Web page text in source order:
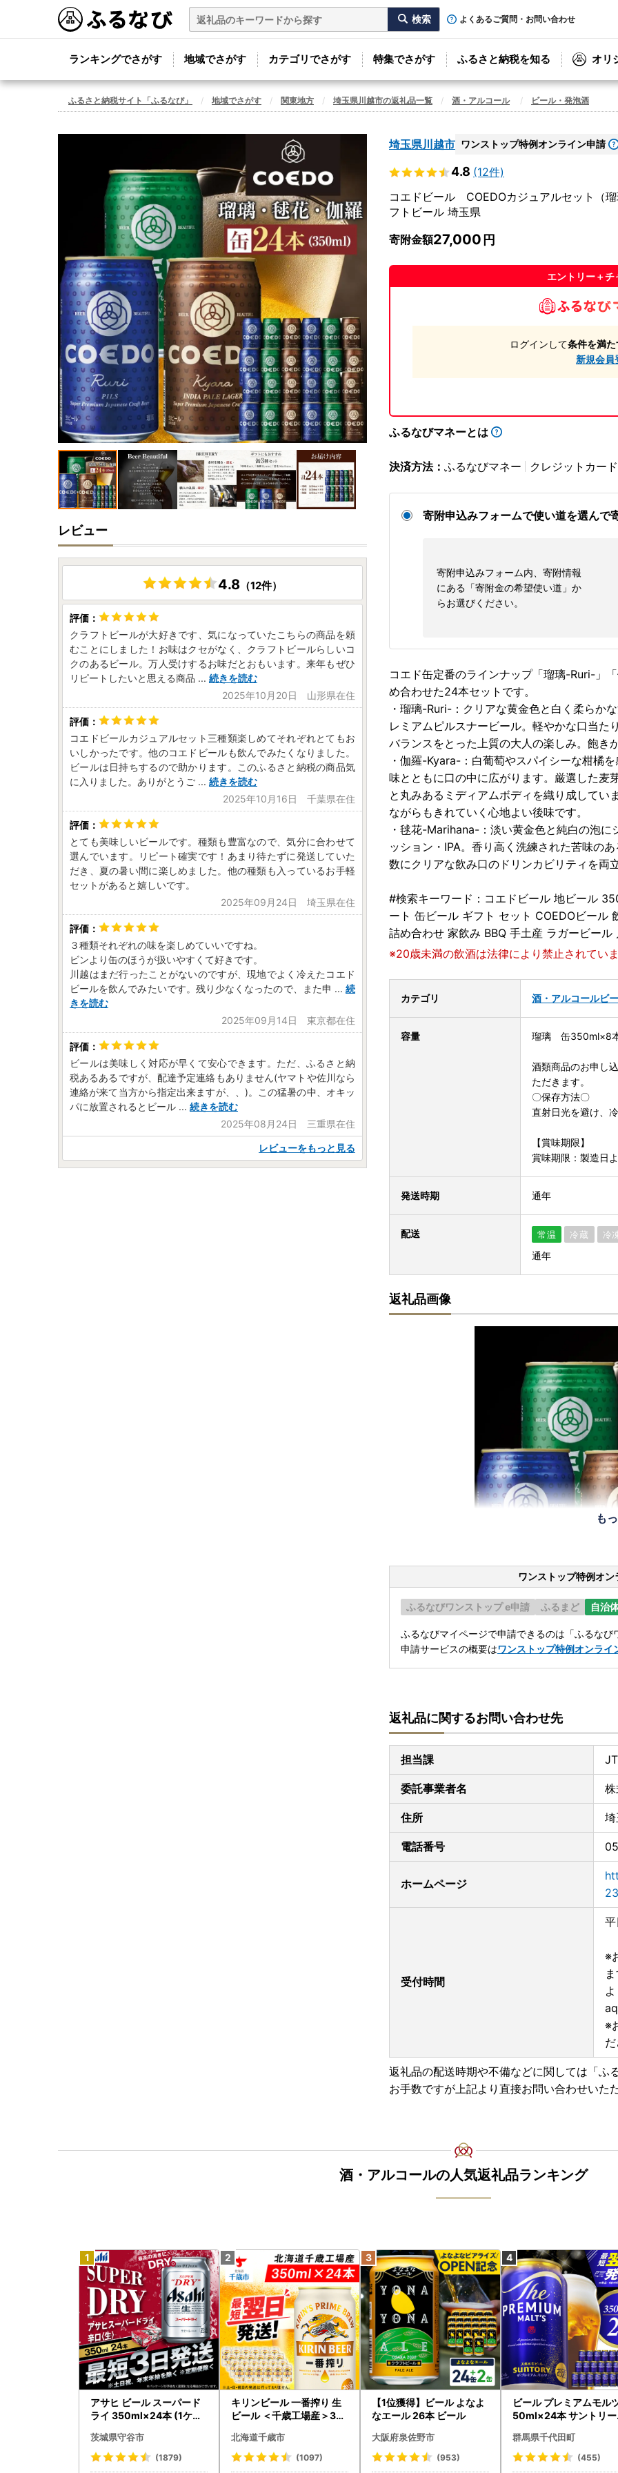
よくあるご質問・お問い合わせ
ランキングでさがす 地域でさがす カテゴリでさがす 特集でさがす ふるさと納税を知る オリ
ふるさと納税サイト「ふるなび」 地域でさがす 関東地方 埼玉県川越市の返礼品一覧 酒・アルコール ビール・発泡酒
埼玉県川越市 ワンストップ特例オンライン申請
4.8 (12件)
コエドビール COEDOカジュアルセット（
フトビール 埼玉県
寄附金額27,000
エントリー＋
ログインして条件を満
新規会員
ふるなびマネーとは
決済方法： ふるなびマネー クレジットカード
寄附申込みフォームで使い道を選んで
寄附申込みフォーム内、寄附情報
にある「寄附金の希望使い道」か
らお選びください。
コエド缶定番のラインナップ「瑠璃-Ruri-」
め合わせた24本セットです。
・瑠璃-Ruri-：クリアな黄金色と白く柔らか
レミアムピルスナービール。軽やかな口当
バランスをとった上質の大人の楽しみ。飽き
・伽羅-Kyara-：白葡萄やスパイシーな柑橘
味とともに口の中に広がります。厳選した麦
と丸みあるミディアムボディを織り成して
ながらもきれていく心地よい後味です。
・毬花-Marihana-：淡い黄金色と純白の泡
ッション・IPA。香り高く洗練された苦味の
数にクリアな飲み口のドリンカビリティを両
#検索キーワード：コエドビール 地ビール
ート 缶ビール ギフト セット COEDOビール
詰め合わせ 家飲み BBQ 手土産 ラガービー
※20歳未満の飲酒は法律により禁止されてい
カテゴリ 酒・アルコールビ
容量 瑠璃 缶350ml×8
酒類商品のお申し
ただきます。
〇保存方法〇
直射日光を避け、
【賞味期限】
賞味期限：製造日
発送時期 通年
配送 常温 冷蔵 冷
通年
返礼品画像
も
ワンストップ特例オン
ふるなびワンストップ e申請 ふるまど 自治
ふるなびマイページで申請できるのは「ふるな
申請サービスの概要はワンストップ特例オンライ
返礼品に関するお問い合わせ先
担当課
委託事業者名
住所
電話番号
ホームページ
受付時間
※
※
返礼品の配送時期や不備などに関しては「ふ
お手数ですが上記より直接お問い合わせいた
レビュー
4.8 （12件）
クラフトビールが大好きです、気になっていたこちらの商品を頼
むことにしました！お味はクセがなく、クラフトビールらしいコ
クのあるビール。万人受けするお味だとおもいます。来年もぜひ
リピートしたいと思える商品 ... 続きを読む
2025年10月20日 山形県在住
コエドビールカジュアルセット三種類楽しめてそれぞれとてもお
いしかったです。他のコエドビールも飲んでみたくなりました。
ビールは日持ちするので助かります。このふるさと納税の商品気
に入りました。ありがとうご ... 続きを読む
2025年10月16日 千葉県在住
とても美味しいビールです。種類も豊富なので、気分に合わせて
選んでいます。リピート確実です！あまり待たずに発送していた
だき、夏の暑い間に楽しめました。他の種類も入っているお手軽
セットがあると嬉しいです。
2025年09月24日 埼玉県在住
３種類それぞれの味を楽しめていいですね。
ビンより缶のほうが扱いやすくて好きです。
川越はまだ行ったことがないのですが、現地でよく冷えたコエド
ビールを飲んでみたいです。残り少なくなったので、また申 ... 続
きを読む
2025年09月14日 東京都在住
ビールは美味しく対応が早くて安心できます。ただ、ふるさと納
税あるあるですが、配達予定連絡もありません(ヤマトや佐川なら
連絡が来て当方から指定出来ますが、、)。この猛暑の中、オキッ
パに放置されるとビール ... 続きを読む
2025年08月24日 三重県在住
レビューをもっと見る
酒・アルコールの人気返礼品ランキング
アサヒ ビール スーパード
ライ 350ml×24本 (1ケー
＞ 缶ビール Asahi superD
RY お酒
茨城県守谷市
(1879)
キリンビール 一番搾り 生
ビール ＜千歳工場産＞35
北海道千歳市
(1097)
【1位獲得】ビール よなよ
なエール 26本 ビール
大阪府泉佐野市
(953)
ビール プレミアムモル
50ml×24本 サントリ
群馬県千代田町
(455)